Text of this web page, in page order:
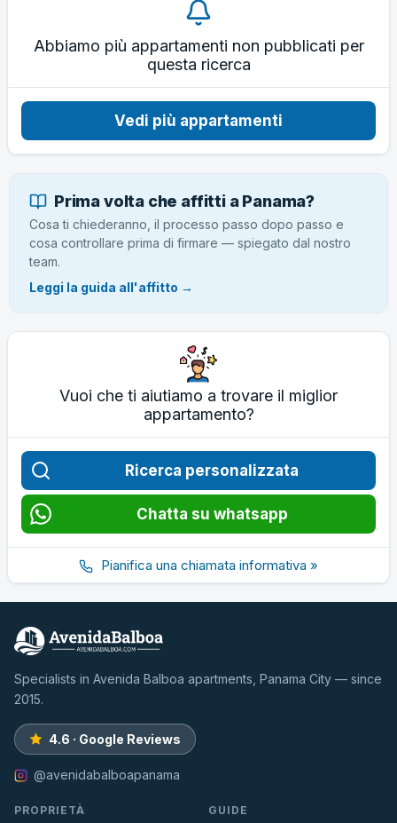
Abbiamo più appartamenti non pubblicati per
questa ricerca
Vedi più appartamenti
Prima volta che affitti a Panama?
Cosa ti chiederanno, il processo passo dopo passo e
cosa controllare prima di firmare — spiegato dal nostro
team.
Leggi la guida all'affitto →
Vuoi che ti aiutiamo a trovare il miglior
appartamento?
Ricerca personalizzata
Chatta su whatsapp
Pianifica una chiamata informativa »
Specialists in Avenida Balboa apartments, Panama City — since
2015.
4.6 · Google Reviews
@avenidabalboapanama
PROPRIETÀ GUIDE